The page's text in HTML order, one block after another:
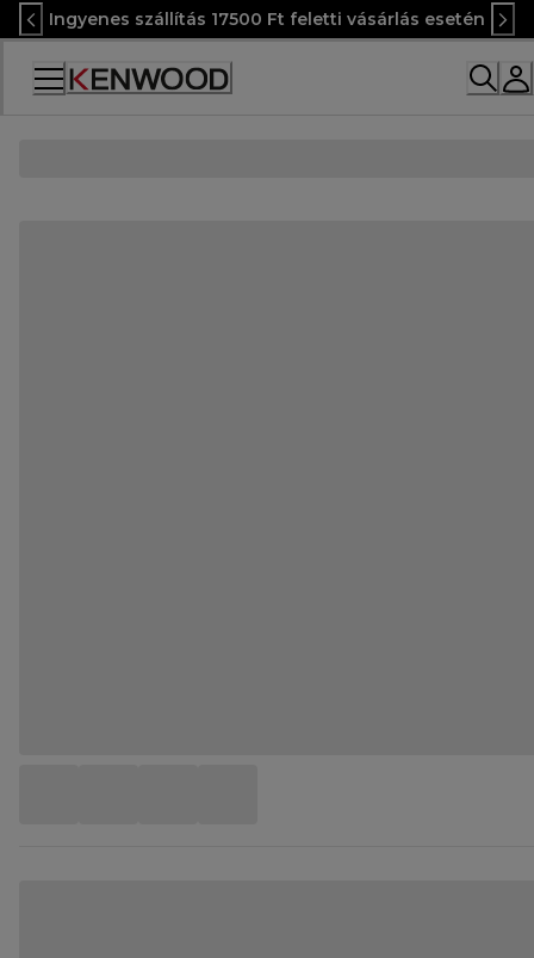
Skip
to
Content
Ingyenes szállítás 17500 Ft feletti vásárlás esetén
Accessibility